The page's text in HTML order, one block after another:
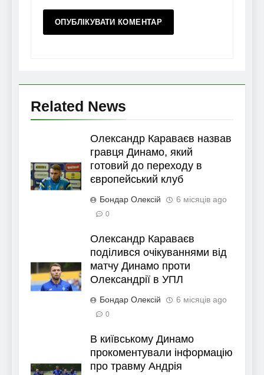
Related News
Олександр Караваєв назвав
гравця Динамо, який
готовий до переходу в
європейський клуб
Бондар Олексій 6 місяців ago
0
Олександр Караваєв
поділився очікуваннями від
матчу Динамо проти
Олександрії в УПЛ
Бондар Олексій 6 місяців ago
0
В київському Динамо
прокоментували інформацію
про травму Андрія